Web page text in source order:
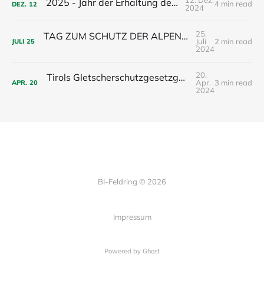
DEZ. 12
2024
4 min read
JULI 25 TAG ZUM SCHUTZ DER ALPEN 2024 – Solidarität unter NGOs und Bürgerinitiativen
25.
Juli
2024
2 min read
APR. 20 Tirols Gletscherschutzgesetzgebung mangelt es an Glaubwürdigkeit
20.
Apr.
2024
3 min read
BI-Feldring © 2026
Impressum
Powered by Ghost